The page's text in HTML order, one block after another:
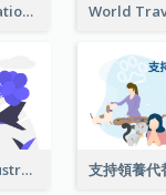
Wedding Illustration
Go To Travel Illustration